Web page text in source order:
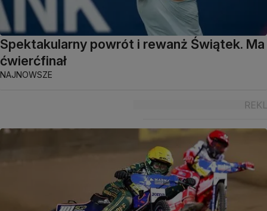
Spektakularny powrót i rewanż Świątek. Ma
ćwierćfinał
NAJNOWSZE